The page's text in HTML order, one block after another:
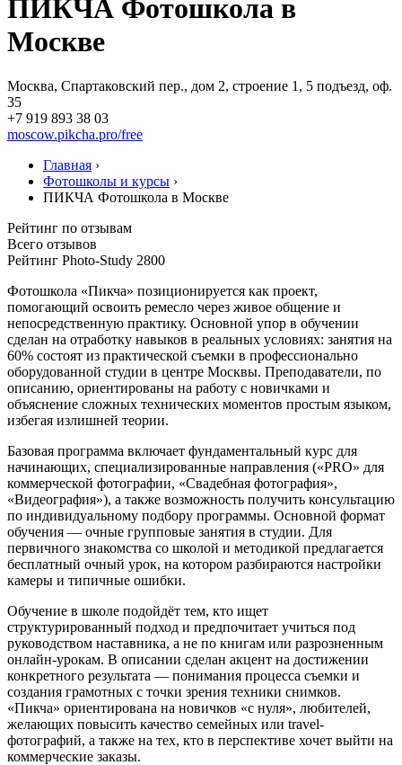
ПИКЧА Фотошкола в
Москве
Москва, Спартаковский пер., дом 2, строение 1, 5 подъезд, оф.
35
+7 919 893 38 03
moscow.pikcha.pro/free
Главная ›
Фотошколы и курсы ›
ПИКЧА Фотошкола в Москве
Рейтинг по отзывам
Всего отзывов
Рейтинг Photo-Study 2800
Фотошкола «Пикча» позиционируется как проект,
помогающий освоить ремесло через живое общение и
непосредственную практику. Основной упор в обучении
сделан на отработку навыков в реальных условиях: занятия на
60% состоят из практической съемки в профессионально
оборудованной студии в центре Москвы. Преподаватели, по
описанию, ориентированы на работу с новичками и
объяснение сложных технических моментов простым языком,
избегая излишней теории.
Базовая программа включает фундаментальный курс для
начинающих, специализированные направления («PRO» для
коммерческой фотографии, «Свадебная фотография»,
«Видеография»), а также возможность получить консультацию
по индивидуальному подбору программы. Основной формат
обучения — очные групповые занятия в студии. Для
первичного знакомства со школой и методикой предлагается
бесплатный очный урок, на котором разбираются настройки
камеры и типичные ошибки.
Обучение в школе подойдёт тем, кто ищет
структурированный подход и предпочитает учиться под
руководством наставника, а не по книгам или разрозненным
онлайн-урокам. В описании сделан акцент на достижении
конкретного результата — понимания процесса съемки и
создания грамотных с точки зрения техники снимков.
«Пикча» ориентирована на новичков «с нуля», любителей,
желающих повысить качество семейных или travel-
фотографий, а также на тех, кто в перспективе хочет выйти на
коммерческие заказы.